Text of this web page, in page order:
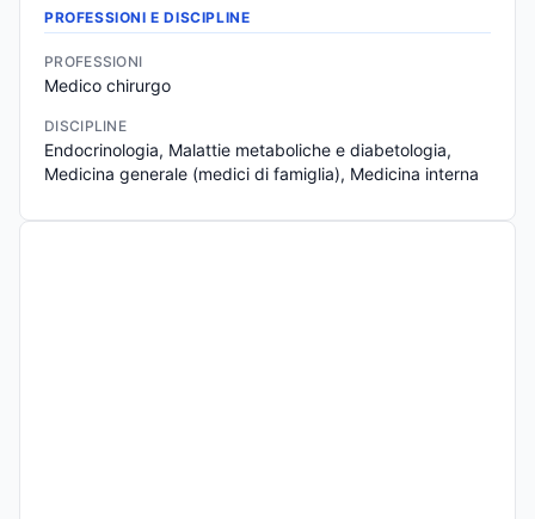
PROFESSIONI E DISCIPLINE
PROFESSIONI
Medico chirurgo
DISCIPLINE
Endocrinologia, Malattie metaboliche e diabetologia,
Medicina generale (medici di famiglia), Medicina interna